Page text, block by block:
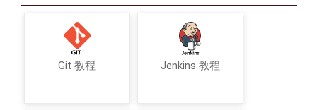
Git 教程 Jenkins 教程